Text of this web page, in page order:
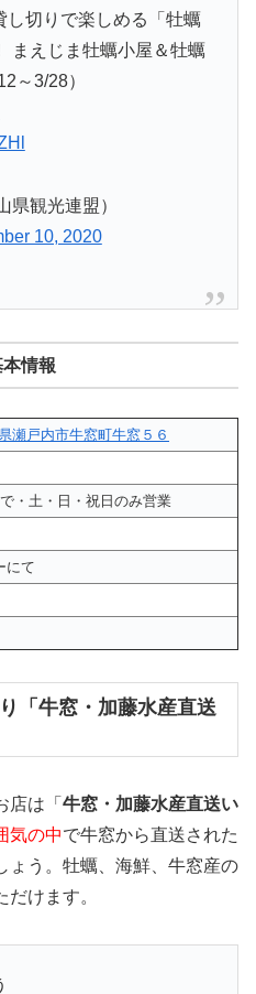
切りで楽しめる「牡蠣
まえじま牡蠣小屋＆牡蠣
～3/28）
観光連盟）
10, 2020
本情報
瀬戸内市牛窓町牛窓５６
・土・日・祝日のみ営業
にて
「牛窓・加藤水産直送
店は「 牛窓・加藤水産直送い
気の中で牛窓から直送された
ょう。牡蠣、海鮮、牛窓産の
けます。